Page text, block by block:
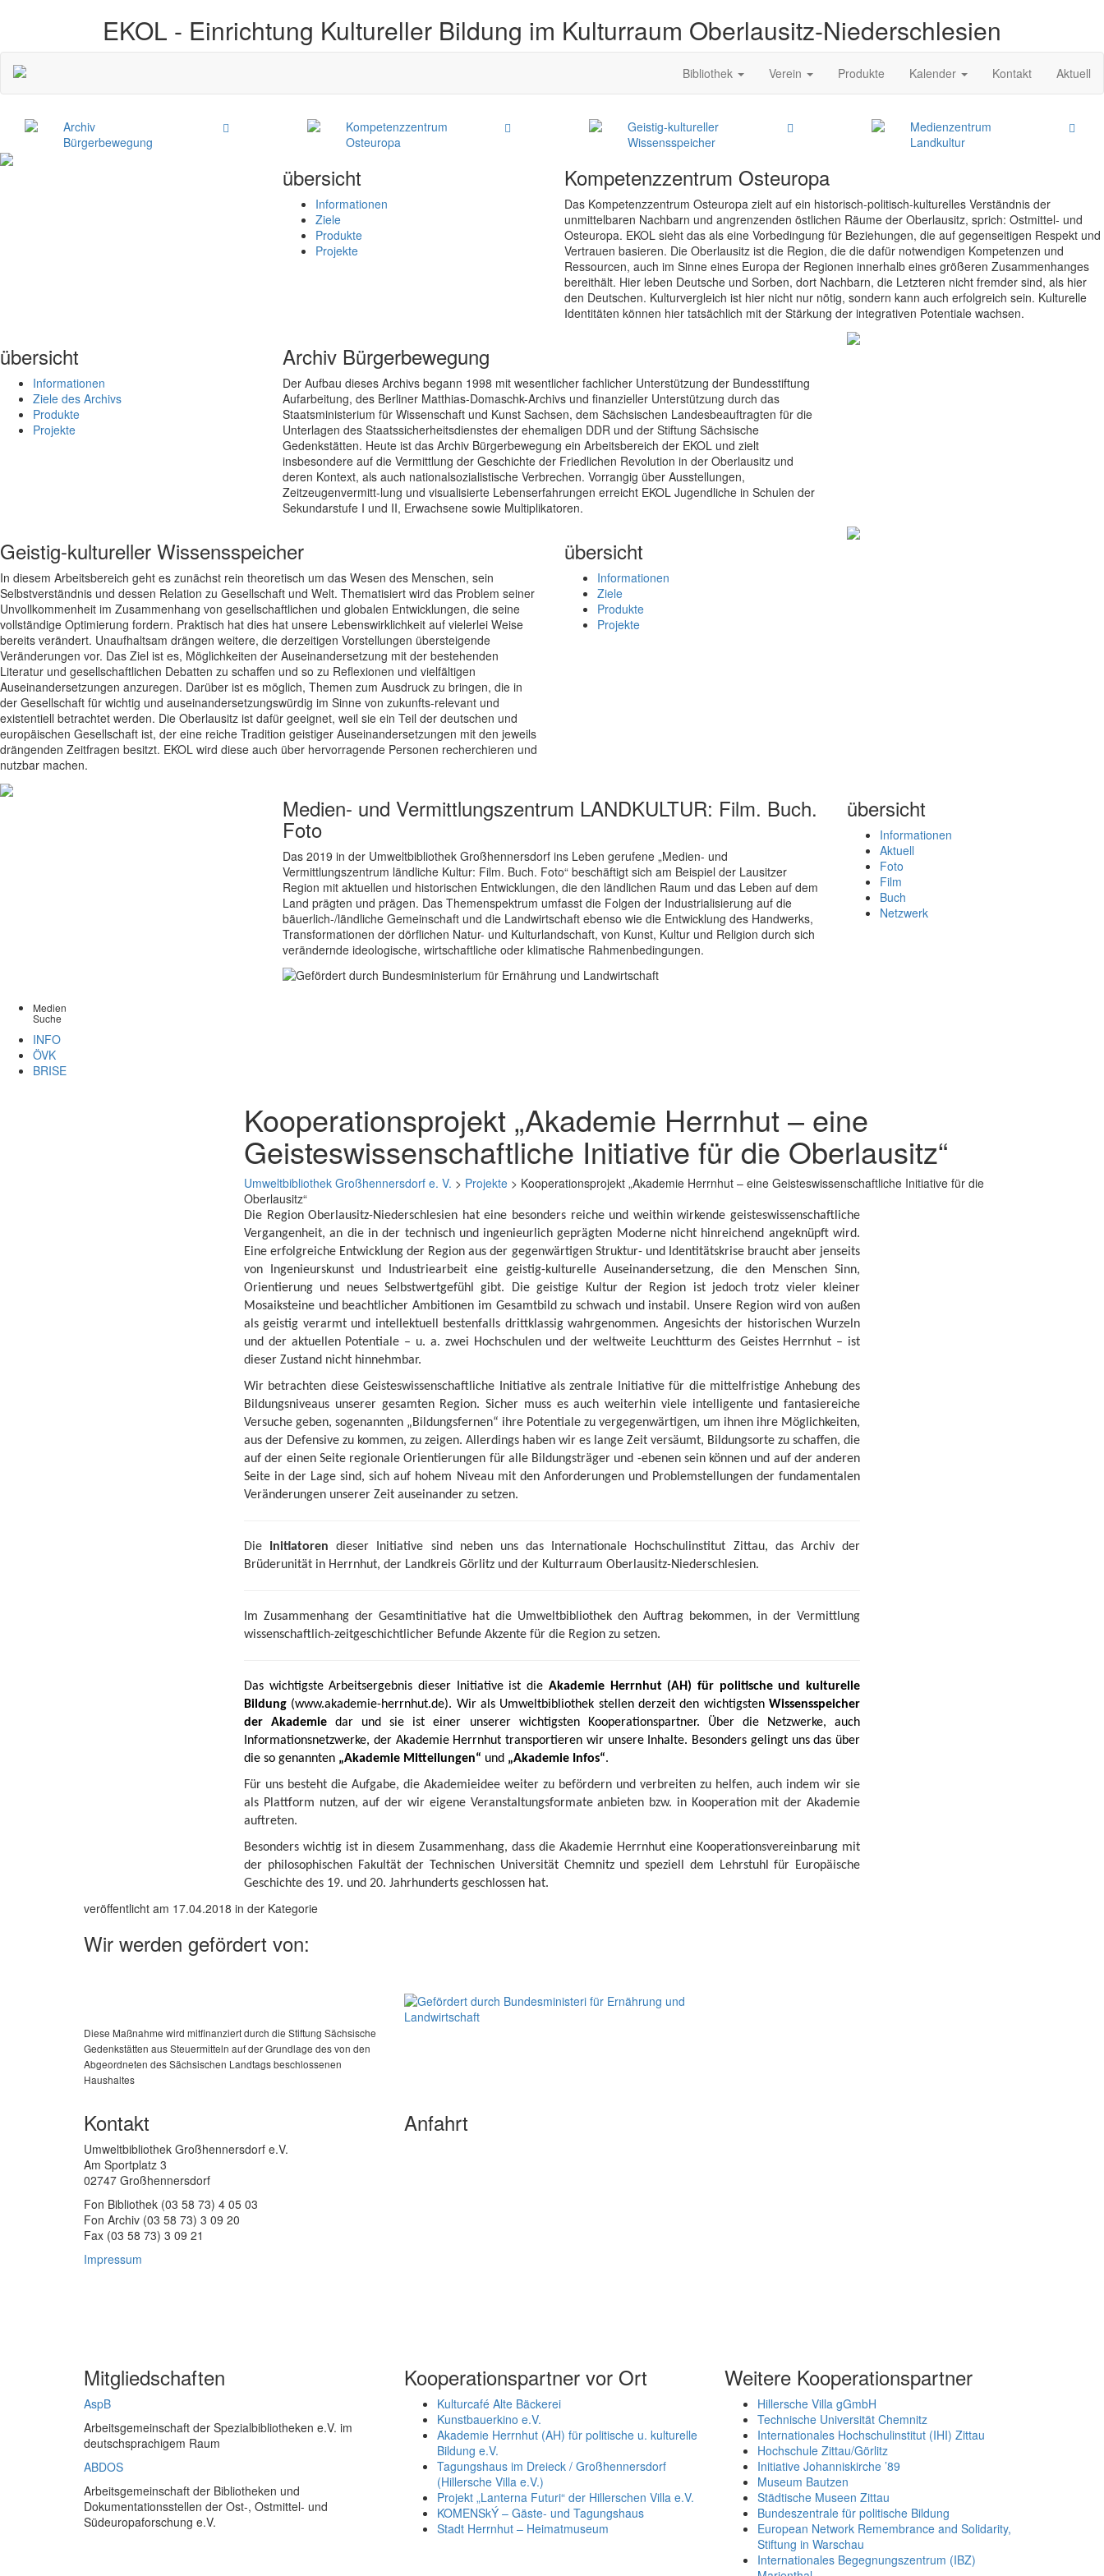
EKOL - Einrichtung Kultureller Bildung im Kulturraum Oberlausitz-Niederschlesien
Bibliothek Verein Produkte Kalender Kontakt Aktuell
Archiv
Bürgerbewegung
Kompetenzzentrum
Osteuropa
Geistig-kultureller
Wissensspeicher
Medienzentrum
Landkultur
übersicht
Informationen
Ziele
Produkte
Projekte
Kompetenzzentrum Osteuropa
Das Kompetenzzentrum Osteuropa zielt auf ein historisch-politisch-kulturelles Verständnis der
unmittelbaren Nachbarn und angrenzenden östlichen Räume der Oberlausitz, sprich: Ostmittel- und
Osteuropa. EKOL sieht das als eine Vorbedingung für Beziehungen, die auf gegenseitigen Respekt und
Vertrauen basieren. Die Oberlausitz ist die Region, die die dafür notwendigen Kompetenzen und
Ressourcen, auch im Sinne eines Europa der Regionen innerhalb eines größeren Zusammenhanges
bereithält. Hier leben Deutsche und Sorben, dort Nachbarn, die Letzteren nicht fremder sind, als hier
den Deutschen. Kulturvergleich ist hier nicht nur nötig, sondern kann auch erfolgreich sein. Kulturelle
Identitäten können hier tatsächlich mit der Stärkung der integrativen Potentiale wachsen.
übersicht
Informationen
Ziele des Archivs
Produkte
Projekte
Archiv Bürgerbewegung
Der Aufbau dieses Archivs begann 1998 mit wesentlicher fachlicher Unterstützung der Bundesstiftung
Aufarbeitung, des Berliner Matthias-Domaschk-Archivs und finanzieller Unterstützung durch das
Staatsministerium für Wissenschaft und Kunst Sachsen, dem Sächsischen Landesbeauftragten für die
Unterlagen des Staatssicherheitsdienstes der ehemaligen DDR und der Stiftung Sächsische
Gedenkstätten. Heute ist das Archiv Bürgerbewegung ein Arbeitsbereich der EKOL und zielt
insbesondere auf die Vermittlung der Geschichte der Friedlichen Revolution in der Oberlausitz und
deren Kontext, als auch nationalsozialistische Verbrechen. Vorrangig über Ausstellungen,
Zeitzeugenvermitt-lung und visualisierte Lebenserfahrungen erreicht EKOL Jugendliche in Schulen der
Sekundarstufe I und II, Erwachsene sowie Multiplikatoren.
Geistig-kultureller Wissensspeicher
In diesem Arbeitsbereich geht es zunächst rein theoretisch um das Wesen des Menschen, sein
Selbstverständnis und dessen Relation zu Gesellschaft und Welt. Thematisiert wird das Problem seiner
Unvollkommenheit im Zusammenhang von gesellschaftlichen und globalen Entwicklungen, die seine
vollständige Optimierung fordern. Praktisch hat dies hat unsere Lebenswirklichkeit auf vielerlei Weise
bereits verändert. Unaufhaltsam drängen weitere, die derzeitigen Vorstellungen übersteigende
Veränderungen vor. Das Ziel ist es, Möglichkeiten der Auseinandersetzung mit der bestehenden
Literatur und gesellschaftlichen Debatten zu schaffen und so zu Reflexionen und vielfältigen
Auseinandersetzungen anzuregen. Darüber ist es möglich, Themen zum Ausdruck zu bringen, die in
der Gesellschaft für wichtig und auseinandersetzungswürdig im Sinne von zukunfts-relevant und
existentiell betrachtet werden. Die Oberlausitz ist dafür geeignet, weil sie ein Teil der deutschen und
europäischen Gesellschaft ist, der eine reiche Tradition geistiger Auseinandersetzungen mit den jeweils
drängenden Zeitfragen besitzt. EKOL wird diese auch über hervorragende Personen recherchieren und
nutzbar machen.
übersicht
Informationen
Ziele
Produkte
Projekte
Medien- und Vermittlungszentrum LANDKULTUR: Film. Buch.
Foto
Das 2019 in der Umweltbibliothek Großhennersdorf ins Leben gerufene „Medien- und
Vermittlungszentrum ländliche Kultur: Film. Buch. Foto“ beschäftigt sich am Beispiel der Lausitzer
Region mit aktuellen und historischen Entwicklungen, die den ländlichen Raum und das Leben auf dem
Land prägten und prägen. Das Themenspektrum umfasst die Folgen der Industrialisierung auf die
bäuerlich-/ländliche Gemeinschaft und die Landwirtschaft ebenso wie die Entwicklung des Handwerks,
Transformationen der dörflichen Natur- und Kulturlandschaft, von Kunst, Kultur und Religion durch sich
verändernde ideologische, wirtschaftliche oder klimatische Rahmenbedingungen.
übersicht
Informationen
Aktuell
Foto
Film
Buch
Netzwerk
Medien
Suche
INFO
ÖVK
BRISE
Kooperationsprojekt „Akademie Herrnhut – eine
Geisteswissenschaftliche Initiative für die Oberlausitz“
Umweltbibliothek Großhennersdorf e. V. > Projekte > Kooperationsprojekt „Akademie Herrnhut – eine Geisteswissenschaftliche Initiative für die
Oberlausitz“
Die Region Oberlausitz-Niederschlesien hat eine besonders reiche und weithin wirkende geisteswissenschaftliche
Vergangenheit, an die in der technisch und ingenieurlich geprägten Moderne nicht hinreichend angeknüpft wird.
Eine erfolgreiche Entwicklung der Region aus der gegenwärtigen Struktur- und Identitätskrise braucht aber jenseits
von Ingenieurskunst und Industriearbeit eine geistig-kulturelle Auseinandersetzung, die den Menschen Sinn,
Orientierung und neues Selbstwertgefühl gibt. Die geistige Kultur der Region ist jedoch trotz vieler kleiner
Mosaiksteine und beachtlicher Ambitionen im Gesamtbild zu schwach und instabil. Unsere Region wird von außen
als geistig verarmt und intellektuell bestenfalls drittklassig wahrgenommen. Angesichts der historischen Wurzeln
und der aktuellen Potentiale – u. a. zwei Hochschulen und der weltweite Leuchtturm des Geistes Herrnhut – ist
dieser Zustand nicht hinnehmbar.
Wir betrachten diese Geisteswissenschaftliche Initiative als zentrale Initiative für die mittelfristige Anhebung des
Bildungsniveaus unserer gesamten Region. Sicher muss es auch weiterhin viele intelligente und fantasiereiche
Versuche geben, sogenannten „Bildungsfernen“ ihre Potentiale zu vergegenwärtigen, um ihnen ihre Möglichkeiten,
aus der Defensive zu kommen, zu zeigen. Allerdings haben wir es lange Zeit versäumt, Bildungsorte zu schaffen, die
auf der einen Seite regionale Orientierungen für alle Bildungsträger und -ebenen sein können und auf der anderen
Seite in der Lage sind, sich auf hohem Niveau mit den Anforderungen und Problemstellungen der fundamentalen
Veränderungen unserer Zeit auseinander zu setzen.
Die Initiatoren dieser Initiative sind neben uns das Internationale Hochschulinstitut Zittau, das Archiv der
Brüderunität in Herrnhut, der Landkreis Görlitz und der Kulturraum Oberlausitz-Niederschlesien.
Im Zusammenhang der Gesamtinitiative hat die Umweltbibliothek den Auftrag bekommen, in der Vermittlung
wissenschaftlich-zeitgeschichtlicher Befunde Akzente für die Region zu setzen.
Das wichtigste Arbeitsergebnis dieser Initiative ist die Akademie Herrnhut (AH) für politische und kulturelle
Bildung (www.akademie-herrnhut.de). Wir als Umweltbibliothek stellen derzeit den wichtigstenWissensspeicher
der Akademie dar und sie ist einer unserer wichtigsten Kooperationspartner. Über die Netzwerke, auch
Informationsnetzwerke, der Akademie Herrnhut transportieren wir unsere Inhalte. Besonders gelingt uns das über
die so genannten „Akademie Mitteilungen“ und „Akademie Infos“.
Für uns besteht die Aufgabe, die Akademieidee weiter zu befördern und verbreiten zu helfen, auch indem wir sie
als Plattform nutzen, auf der wir eigene Veranstaltungsformate anbieten bzw. in Kooperation mit der Akademie
auftreten.
Besonders wichtig ist in diesem Zusammenhang, dass die Akademie Herrnhut eine Kooperationsvereinbarung mit
der philosophischen Fakultät der Technischen Universität Chemnitz und speziell dem Lehrstuhl für Europäische
Geschichte des 19. und 20. Jahrhunderts geschlossen hat.
veröffentlicht am 17.04.2018 in der Kategorie
Wir werden gefördert von:
Diese Maßnahme wird mitfinanziert durch die Stiftung Sächsische
Gedenkstätten aus Steuermitteln auf der Grundlage des von den
Abgeordneten des Sächsischen Landtags beschlossenen
Haushaltes
Kontakt
Umweltbibliothek Großhennersdorf e.V.
Am Sportplatz 3
02747 Großhennersdorf
Fon Bibliothek (03 58 73) 4 05 03
Fon Archiv (03 58 73) 3 09 20
Fax (03 58 73) 3 09 21
Impressum
Anfahrt
Mitgliedschaften
AspB
Arbeitsgemeinschaft der Spezialbibliotheken e.V. im
deutschsprachigem Raum
ABDOS
Arbeitsgemeinschaft der Bibliotheken und
Dokumentationsstellen der Ost-, Ostmittel- und
Südeuropaforschung e.V.
Kooperationspartner vor Ort
Kulturcafé Alte Bäckerei
Kunstbauerkino e.V.
Akademie Herrnhut (AH) für politische u. kulturelle
Bildung e.V.
Tagungshaus im Dreieck / Großhennersdorf
(Hillersche Villa e.V.)
Projekt „Lanterna Futuri“ der Hillerschen Villa e.V.
KOMENSkÝ – Gäste- und Tagungshaus
Stadt Herrnhut – Heimatmuseum
Weitere Kooperationspartner
Hillersche Villa gGmbH
Technische Universität Chemnitz
Internationales Hochschulinstitut (IHI) Zittau
Hochschule Zittau/Görlitz
Initiative Johanniskirche ’89
Museum Bautzen
Städtische Museen Zittau
Bundeszentrale für politische Bildung
European Network Remembrance and Solidarity,
Stiftung in Warschau
Internationales Begegnungszentrum (IBZ)